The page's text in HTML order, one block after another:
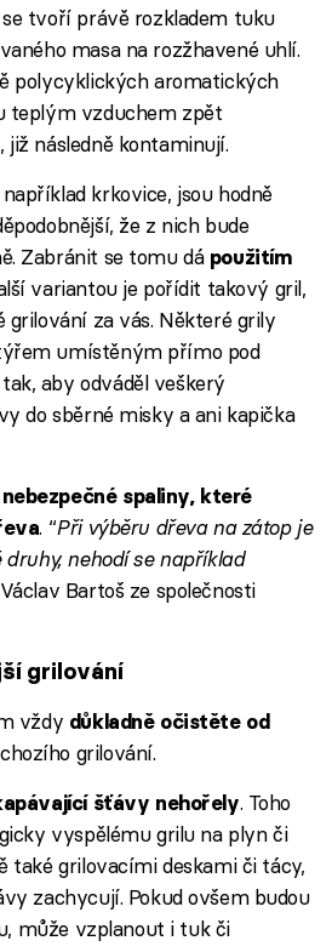
tvoří právě rozkladem tuku
masa na rozžhavené uhlí.
polycyklických aromatických
teplým vzduchem zpět
následně kontaminují.
krkovice, jsou hodně
že z nich bude
Zabránit se tomu dá použitím
variantou je pořídit takový gril,
za vás. Některé grily
umístěným přímo pod
aby odváděl veškerý
do sběrné misky a ani kapička
nebezpečné spaliny, které
. “Při výběru dřeva na zátop je
nehodí se například
Bartoš ze společnosti
grilování
vždy důkladně očistěte od
grilování.
šťávy nehořely. Toho
vyspělému grilu na plyn či
také grilovacími deskami či tácy,
zachycují. Pokud ovšem budou
může vzplanout i tuk či